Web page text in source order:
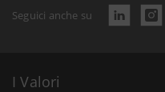
Seguici anche su
I Valori